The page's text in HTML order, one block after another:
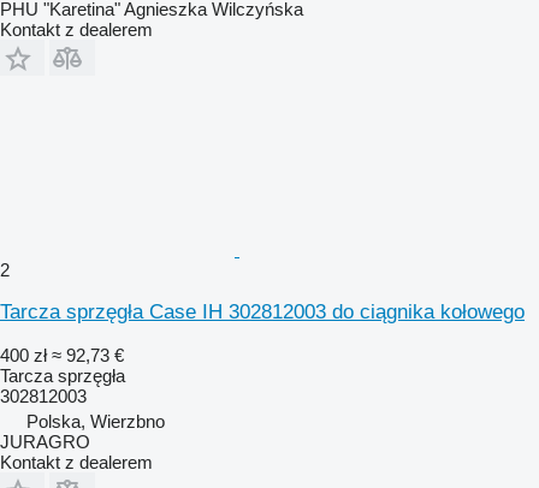
PHU "Karetina" Agnieszka Wilczyńska
Kontakt z dealerem
2
Tarcza sprzęgła Case IH 302812003 do ciągnika kołowego
400 zł ≈ 92,73 €
Tarcza sprzęgła
302812003
Polska, Wierzbno
JURAGRO
Kontakt z dealerem